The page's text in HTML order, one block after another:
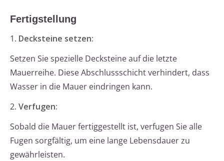
Fertigstellung
1. Decksteine setzen:
Setzen Sie spezielle Decksteine auf die letzte
Mauerreihe. Diese Abschlussschicht verhindert, dass
Wasser in die Mauer eindringen kann.
2. Verfugen:
Sobald die Mauer fertiggestellt ist, verfugen Sie alle
Fugen sorgfältig, um eine lange Lebensdauer zu
gewährleisten.